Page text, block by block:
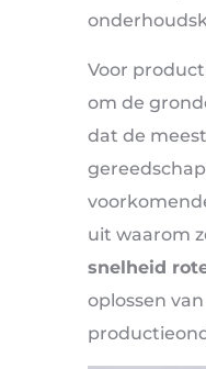
Voor
om de
dat de
uit waarom
snelheid
oplossen